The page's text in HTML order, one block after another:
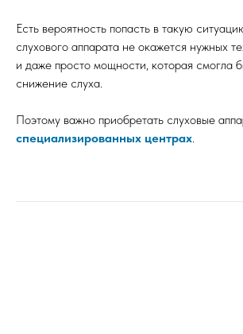
Есть вероятность попасть в такую
слухового аппарата не окажется нужных
и даже просто мощности, которая смогла
снижение слуха.
Поэтому важно приобретать слуховые
специализированных центрах